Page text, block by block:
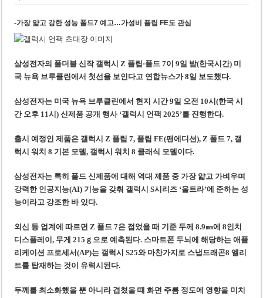
태국 명문학교 총기난사…중학생, 교직원 등 최소 7명 살해
카자흐스탄 거점 보이스피싱 조직원 4명 추가 구속
사우디·튀르키예·파키스탄, 메카 공동방위조약 체결…수니파 안보동맹 출범
우크라이나 ’40일 압박 작전’ 성과와 한계
-가장 얇고 강한 성능 폴드7 예고…가성비 플립 FE도 관심
삼성전자의 폴더블 신작 갤럭시 Z 플립·폴드 7이 9일 밤(한국시간) 미
국 뉴욕 브루클린에서 첫선을 보인다고 연합뉴스가 8일 보도했다.
삼성전자는 미국 뉴욕 브루클린에서 현지 시간 9일 오전 10시(한국 시
간 오후 11시) 신제품 공개 행사 ‘갤럭시 언팩 2025’를 진행한다.
출시 예정인 제품은 갤럭시 Z 플립 7, 플립 FE(팬에디션), Z 폴드 7, 갤
럭시 워치 8 기본 모델, 갤럭시 워치 8 클래식 모델이다.
삼성전자는 특히 폴드 신제품에 대해 역대 제품 중 가장 얇고 가벼우며
강력한 인공지능(AI) 기능을 갖춰 갤럭시 S시리즈 ‘울트라’에 준하는 성
능이라고 강조한 바 있다.
외신 등 업계에 따르면 Z 폴드 7은 접었을 때 기준 두께 8.9㎜에 8인치
디스플레이, 무게 215ｇ으로 예측된다. 스마트폰 두뇌에 해당하는 애플
리케이션 프로세서(AP)는 갤럭시 S25와 마찬가지로 스냅드래곤8 엘리
트를 탑재하는 것이 유력시된다.
두께를 최소화했을 뿐 아니라 겹쳤을 때 화면 주름 정도에 영향을 미치